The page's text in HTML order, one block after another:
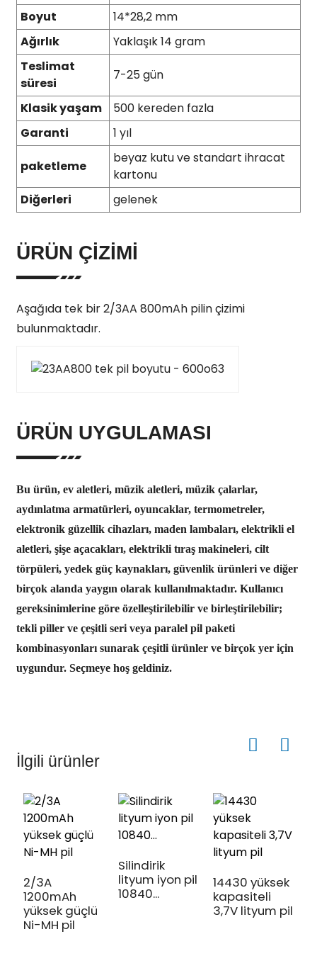
Boyut
14*28,2 mm
Ağırlık
Yaklaşık 14 gram
Teslimat
süresi
7-25 gün
Klasik yaşam
500 kereden fazla
Garanti
1 yıl
paketleme
beyaz kutu ve standart ihracat
kartonu
Diğerleri
gelenek
ÜRÜN ÇIZIMI
Aşağıda tek bir 2/3AA 800mAh pilin çizimi
bulunmaktadır.
ÜRÜN UYGULAMASI
Bu ürün, ev aletleri, müzik aletleri, müzik çalarlar,
aydınlatma armatürleri, oyuncaklar, termometreler,
elektronik güzellik cihazları, maden lambaları, elektrikli el
aletleri, şişe açacakları, elektrikli tıraş makineleri, cilt
törpüleri, yedek güç kaynakları, güvenlik ürünleri ve diğer
birçok alanda yaygın olarak kullanılmaktadır. Kullanıcı
gereksinimlerine göre özelleştirilebilir ve birleştirilebilir;
tekli piller ve çeşitli seri veya paralel pil paketi
kombinasyonları sunarak çeşitli ürünler ve birçok yer için
uygundur. Seçmeye hoş geldiniz.
İlgili ürünler
2/3A
1200mAh
yüksek güçlü
Ni-MH pil
Silindirik
lityum iyon pil
10840...
14430 yüksek
kapasiteli
3,7V lityum pil